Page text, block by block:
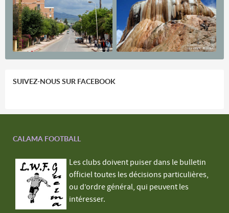
SUIVEZ-NOUS SUR FACEBOOK
CALAMA FOOTBALL
Les clubs doivent puiser dans le bulletin
officiel toutes les décisions particulières,
ou d’ordre général, qui peuvent les
intéresser.